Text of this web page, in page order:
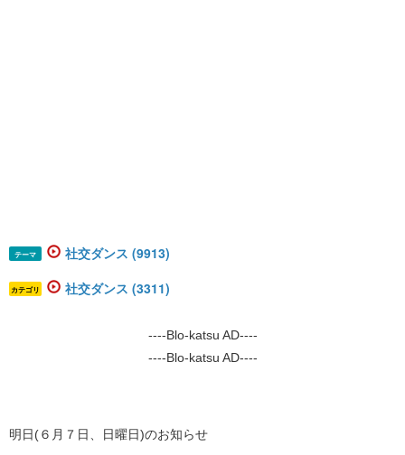
テーマ 社交ダンス (9913)
カテゴリ 社交ダンス (3311)
----Blo-katsu AD----
----Blo-katsu AD----
明日(６月７日、日曜日)のお知らせ